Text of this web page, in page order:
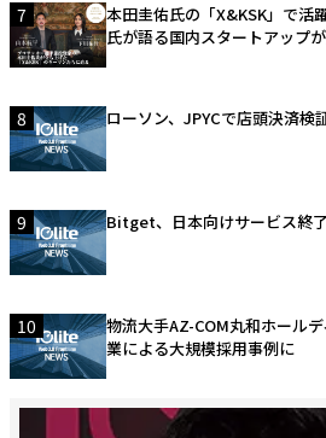
7
本田圭佑氏の「X&KSK」で活
氏が語る国内スタートアップ
8 ローソン、JPYCで店頭決済
9 Bitget、日本向けサービス終
10
物流大手AZ-COM丸和ホール
業による大規模採用事例に